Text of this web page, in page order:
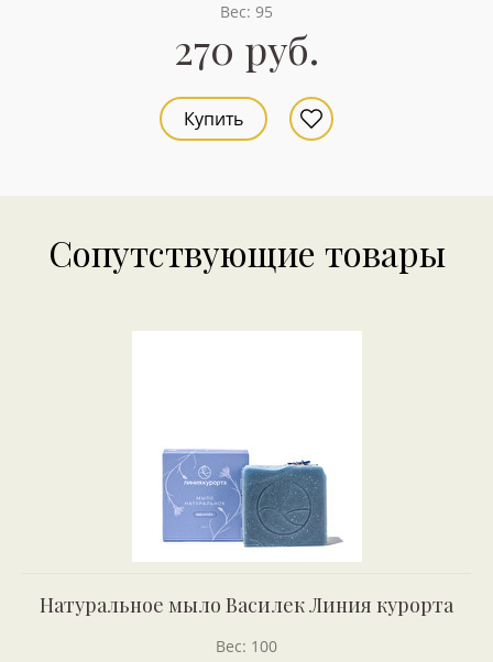
Вес: 95
270 руб.
Купить
Сопутствующие товары
Натуральное мыло Василек Линия курорта
Вес: 100